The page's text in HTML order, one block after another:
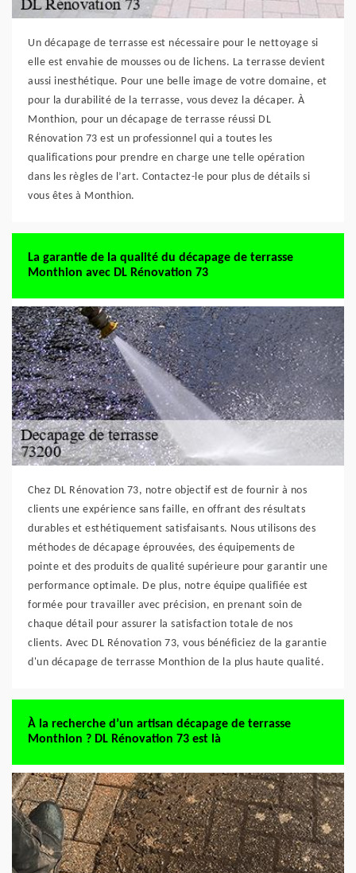
Un décapage de terrasse est nécessaire pour le nettoyage si
elle est envahie de mousses ou de lichens. La terrasse devient
aussi inesthétique. Pour une belle image de votre domaine, et
pour la durabilité de la terrasse, vous devez la décaper. À
Monthion, pour un décapage de terrasse réussi DL
Rénovation 73 est un professionnel qui a toutes les
qualifications pour prendre en charge une telle opération
dans les règles de l’art. Contactez-le pour plus de détails si
vous êtes à Monthion.
La garantie de la qualité du décapage de terrasse
Monthion avec DL Rénovation 73
Chez DL Rénovation 73, notre objectif est de fournir à nos
clients une expérience sans faille, en offrant des résultats
durables et esthétiquement satisfaisants. Nous utilisons des
méthodes de décapage éprouvées, des équipements de
pointe et des produits de qualité supérieure pour garantir une
performance optimale. De plus, notre équipe qualifiée est
formée pour travailler avec précision, en prenant soin de
chaque détail pour assurer la satisfaction totale de nos
clients. Avec DL Rénovation 73, vous bénéficiez de la garantie
d'un décapage de terrasse Monthion de la plus haute qualité.
À la recherche d’un artisan décapage de terrasse
Monthion ? DL Rénovation 73 est là